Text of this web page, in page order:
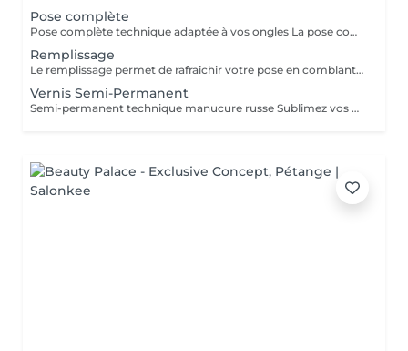
Pose complète
Pose complète technique adaptée à vos ongles La pose complète permet de rallonger et restructurer vos ongles pour un résultat soigné, fin et naturel. Nous choisissons la technique la plus adaptée à vos ongles : chablon ou pop-it, selon leur forme et leur solidité. Inclut : préparation de l'ongle, extension, mise en forme, couleur ou finition au choix. Durée : environ 1h30
Remplissage
Le remplissage permet de rafraîchir votre pose en comblant la repousse naturelle de l'ongle, tout en redonnant forme, solidité et éclat à vos mains. Adapté pour les poses en gel ou acrygel déjà réalisées à l'institut (environ toutes les 3 à 4 semaines). Inclut : limage, ponçage, restructuration, couleur ou finition au choix. Durée : environ 1h30
Vernis Semi-Permanent
Semi-permanent technique manucure russe Sublimez vos ongles avec notre manucure russe, une technique professionnelle qui offre un résultat ultra-précis et durable. Cette prestation inclut : Soin complet des ongles et cuticules Limage et préparation minutieuse Application du semi-permanent pour un rendu net et élégant Résultat impeccable : la repousse n'est pas visible pendant 10 jours Durée : 45 minutes